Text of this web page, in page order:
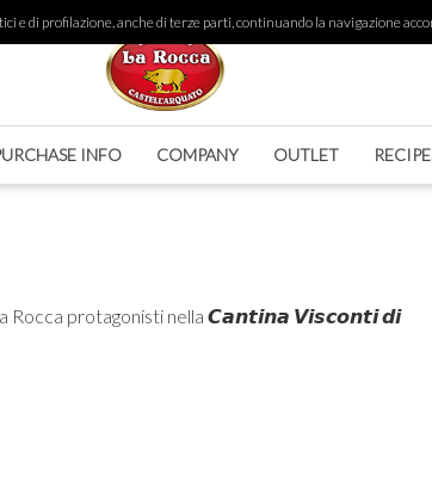
e di profilazione, anche di terze parti, continuando la navigazione
INFO COMPANY OUTLET
Rocca protagonisti nella 𝘾𝙖𝙣𝙩𝙞𝙣𝙖 𝙑𝙞𝙨𝙘𝙤𝙣𝙩𝙞 𝙙𝙞